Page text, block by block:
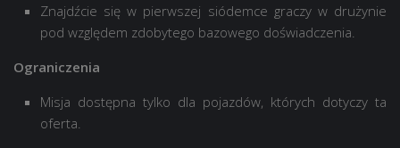
Znajdźcie się w pierwszej siódemce graczy w drużynie
pod względem zdobytego bazowego doświadczenia.
Ograniczenia
Misja dostępna tylko dla pojazdów, których dotyczy ta
oferta.